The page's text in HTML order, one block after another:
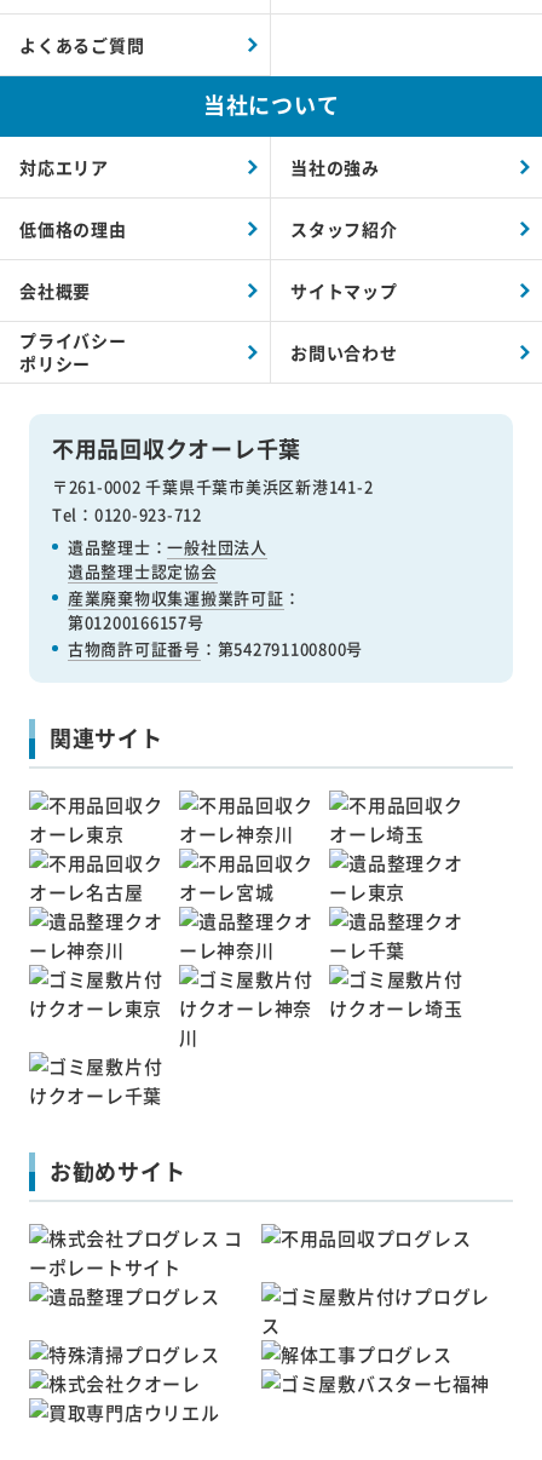
不用品回収クオーレ千葉
〒261-0002 千葉県千葉市美浜区新港141-2
Tel：0120-923-712
遺品整理士：一般社団法人
遺品整理士認定協会
産業廃棄物収集運搬業許可証 ：
第01200166157号
古物商許可証番号 ：第542791100800号
よくあるご質問
当社について
対応エリア 当社の強み
低価格の理由 スタッフ紹介
会社概要 サイトマップ
プライバシー
ポリシー
お問い合わせ
関連サイト
お勧めサイト